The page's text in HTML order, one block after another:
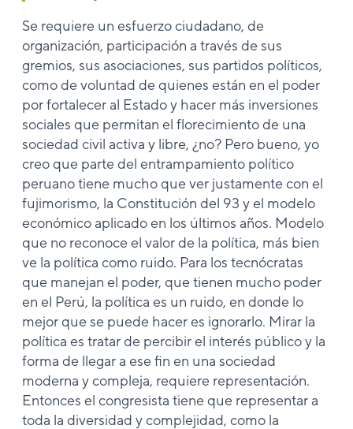
Se requiere un esfuerzo ciudadano, de
organización, participación a través de sus
gremios, sus asociaciones, sus partidos políticos,
como de voluntad de quienes están en el poder
por fortalecer al Estado y hacer más inversiones
sociales que permitan el florecimiento de una
sociedad civil activa y libre, ¿no? Pero bueno, yo
creo que parte del entrampamiento político
peruano tiene mucho que ver justamente con el
fujimorismo, la Constitución del 93 y el modelo
económico aplicado en los últimos años. Modelo
que no reconoce el valor de la política, más bien
ve la política como ruido. Para los tecnócratas
que manejan el poder, que tienen mucho poder
en el Perú, la política es un ruido, en donde lo
mejor que se puede hacer es ignorarlo. Mirar la
política es tratar de percibir el interés público y la
forma de llegar a ese fin en una sociedad
moderna y compleja, requiere representación.
Entonces el congresista tiene que representar a
toda la diversidad y complejidad, como la